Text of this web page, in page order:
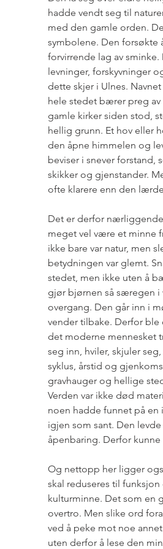
hadde vendt seg til
med den gamle orden.
symbolene. Den forsøkte
forvirrende lag av
levninger, forskyvninger
dette skjer i Ulnes.
hele stedet bærer preg av
gamle kirker siden stod,
hellig grunn. Et hov eller
den åpne himmelen og
beviser i snever forstand,
skikker og gjenstander.
ofte klarere enn den
Det er derfor
meget vel være et minne
ikke bare var natur, men
betydningen var glemt.
stedet, men ikke uten å
gjør bjørnen så særegen i
overgang. Den går inn i
vender tilbake. Derfor ble
det moderne mennesket
seg inn, hviler, skjuler
syklus, årstid og
gravhauger og hellige
Verden var ikke død
noen hadde funnet på
igjen som sant. Den
åpenbaring. Derfor
Og nettopp her ligger
skal reduseres til
kulturminne. Det som en
overtro. Men slike ord
ved å peke mot noe
uten derfor å lese den